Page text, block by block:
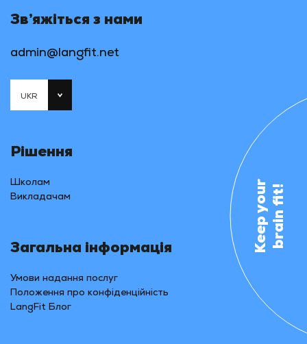
Зв’яжіться з нами
admin@langfit.net
Рішення
Школам
Викладачам
Загальна інформація
Умови надання послуг
Положення про конфіденційність
LangFit Блог
UKR
Keep yourbrain fit!